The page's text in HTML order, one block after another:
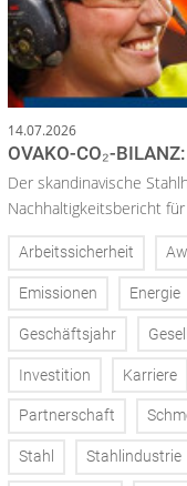
14.07.2026
OVAKO-CO₂-
Der skandinavische
Nachhaltigkeitsbericht
Arbeitssicherheit
Emissionen Energie
Geschäftsjahr
Investition Karriere
Partnerschaft
Stahl Stahlindustrie